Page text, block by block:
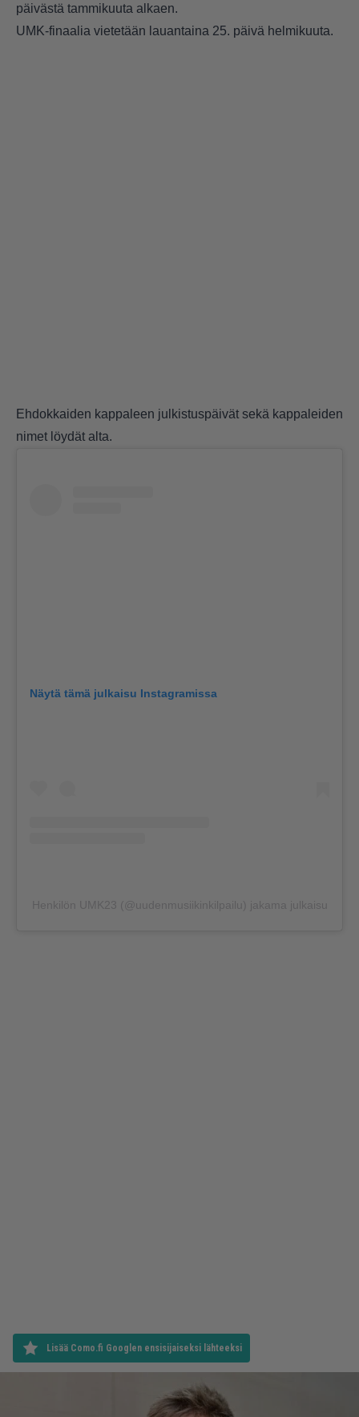
päivästä tammikuuta alkaen.
UMK-finaalia vietetään lauantaina 25. päivä helmikuuta.
Ehdokkaiden kappaleen julkistuspäivät sekä kappaleiden
nimet löydät alta.
Näytä tämä julkaisu Instagramissa
Henkilön UMK23 (@uudenmusiikinkilpailu) jakama julkaisu
Lisää Como.fi Googlen ensisijaiseksi lähteeksi